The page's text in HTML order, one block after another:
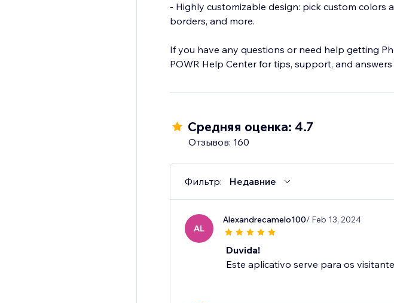
- Highly customizable design: pick custom
borders, and more.
If you have any questions or need help getting
POWR Help Center for tips, support, and
Средняя оценка: 4.7
Отзывов: 160
Фильтр: Недавние
AL
Alexandrecamelo100/ Feb 13, 2024
Duvida!
Este aplicativo serve para os